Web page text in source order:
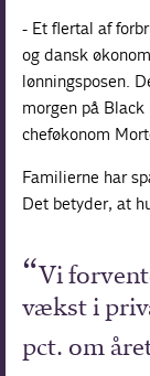
- Et flertal af
og dansk
lønningsposen.
morgen på
cheføkonom
Familierne har
Det betyder, at
Vi
vækst i
pct. om